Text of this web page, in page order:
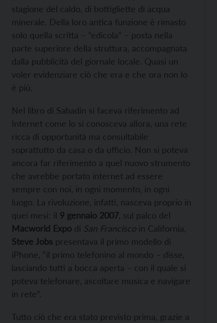
stagione del caldo, di bottigliette di acqua
minerale. Della loro antica funzione è rimasto
solo quella scritta – “edicola” – posta nella
parte superiore della struttura, accompagnata
dalla pubblicità del giornale locale. Quasi un
voler evidenziare ciò che era e che ora non lo
è più.
Nel libro di Sabadin si faceva riferimento ad
Internet come lo si conosceva allora, una rete
ricca di opportunità ma consultabile
soprattutto da casa o da ufficio. Non si poteva
ancora far riferimento a quel nuovo strumento
che avrebbe portato internet ad essere
sempre con noi, in ogni momento, in ogni
luogo. La rivoluzione, infatti, nasceva proprio in
quei mesi: il 9 gennaio 2007 , sul palco del
Macworld Expo di San Francisco in California,
Steve Jobs presentava il primo modello di
iPhone, “il primo telefonino al mondo – disse,
lasciando tutti a bocca aperta – con il quale si
poteva telefonare, ascoltare musica e navigare
in rete”.
Tutto ciò che era stato previsto prima, grazie a